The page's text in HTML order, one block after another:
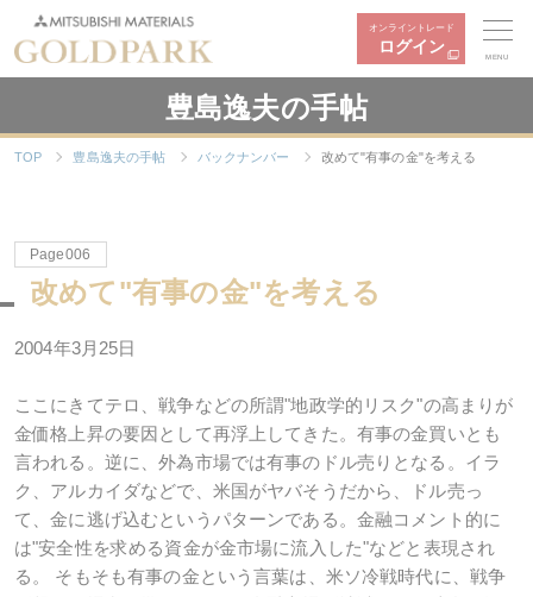
オンライントレード
ログイン
MENU
豊島逸夫の手帖
TOP 豊島逸夫の手帖 バックナンバー 改めて"有事の金"を考える
Page006
改めて"有事の金"を考える
2004年3月25日
ここにきてテロ、戦争などの所謂"地政学的リスク"の高まりが
金価格上昇の要因として再浮上してきた。有事の金買いとも
言われる。逆に、外為市場では有事のドル売りとなる。イラ
ク、アルカイダなどで、米国がヤバそうだから、ドル売っ
て、金に逃げ込むというパターンである。金融コメント的に
は"安全性を求める資金が金市場に流入した"などと表現され
る。 そもそも有事の金という言葉は、米ソ冷戦時代に、戦争